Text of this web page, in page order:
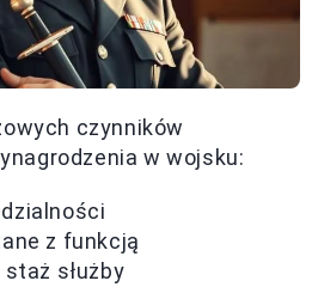
czynników
w wojsku:
z funkcją
służby